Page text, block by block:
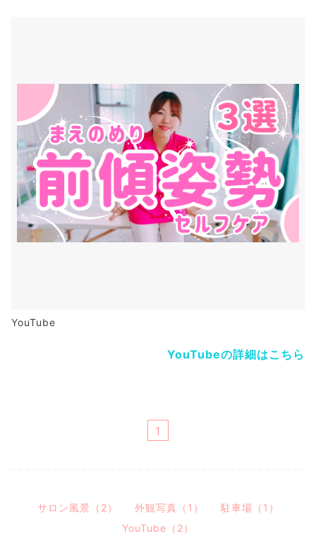
YouTube
YouTubeの詳細はこちら
1
サロン風景（2） 外観写真（1）
駐車場（1）
YouTube（2）